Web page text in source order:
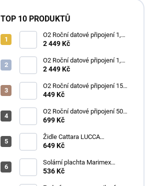
TOP 10 PRODUKTŮ
O2 Roční datové připojení 1,2
TB
2 449 Kč
O2 Roční datové připojení 1,2
TB
2 449 Kč
O2 Roční datové připojení 15
GB
449 Kč
O2 Roční datové připojení 50
GB
699 Kč
Židle Cattara LUCCA
kempingová skládací modrá
649 Kč
Solární plachta Marimex
průměr 3,6 m černá
536 Kč